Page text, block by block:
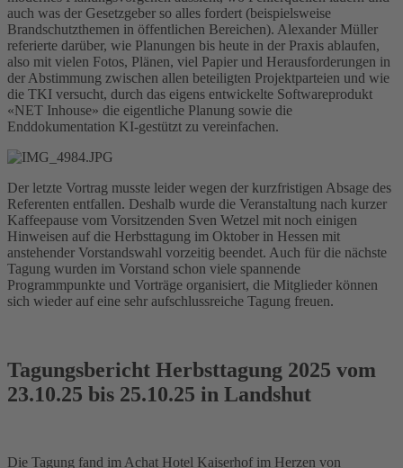
auch was der Gesetzgeber so alles fordert (beispielsweise
Brandschutzthemen in öffentlichen Bereichen). Alexander Müller
referierte darüber, wie Planungen bis heute in der Praxis ablaufen,
also mit vielen Fotos, Plänen, viel Papier und Herausforderungen in
der Abstimmung zwischen allen beteiligten Projektparteien und wie
die TKI versucht, durch das eigens entwickelte Softwareprodukt
«NET Inhouse» die eigentliche Planung sowie die
Enddokumentation KI-gestützt zu vereinfachen.
Der letzte Vortrag musste leider wegen der kurzfristigen Absage des
Referenten entfallen. Deshalb wurde die Veranstaltung nach kurzer
Kaffeepause vom Vorsitzenden Sven Wetzel mit noch einigen
Hinweisen auf die Herbsttagung im Oktober in Hessen mit
anstehender Vorstandswahl vorzeitig beendet. Auch für die nächste
Tagung wurden im Vorstand schon viele spannende
Programmpunkte und Vorträge organisiert, die Mitglieder können
sich wieder auf eine sehr aufschlussreiche Tagung freuen.
Tagungsbericht Herbsttagung 2025 vom
23.10.25 bis 25.10.25 in Landshut
Die Tagung fand im Achat Hotel Kaiserhof im Herzen von